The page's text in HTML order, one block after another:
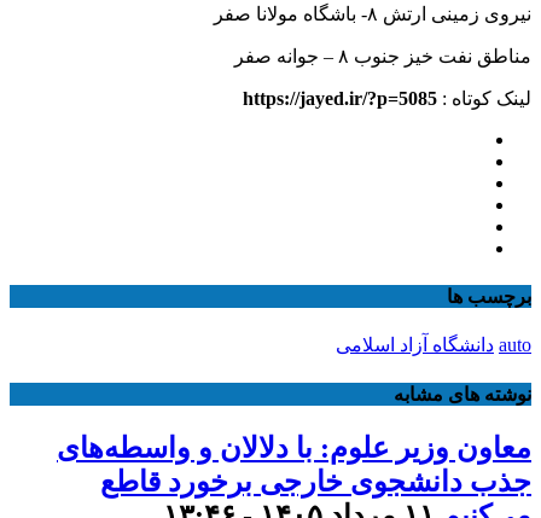
نیروی زمینی ارتش ۸- باشگاه مولانا صفر
مناطق نفت خیز جنوب ۸ – جوانه صفر
لینک کوتاه : https://jayed.ir/?p=5085
برچسب ها
auto دانشگاه آزاد اسلامی
نوشته های مشابه
معاون وزیر علوم: با دلالان و واسطه‌های
جذب دانشجوی خارجی برخورد قاطع